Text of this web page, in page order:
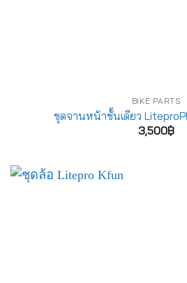
BIKE PARTS
ชุดจานหน้าชั้นเดียว
3,500฿